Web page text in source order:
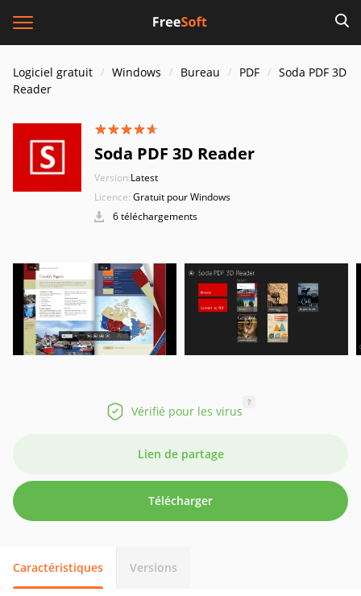
Logiciel gratuit Windows Bureau PDF
Soda PDF 3D
Reader
Soda PDF 3D Reader
Version:Latest
Licence: Gratuit pour Windows
6 téléchargements
Vérifié pour les virus
?
Lien de partage
Télécharger
Caractéristiques Versions